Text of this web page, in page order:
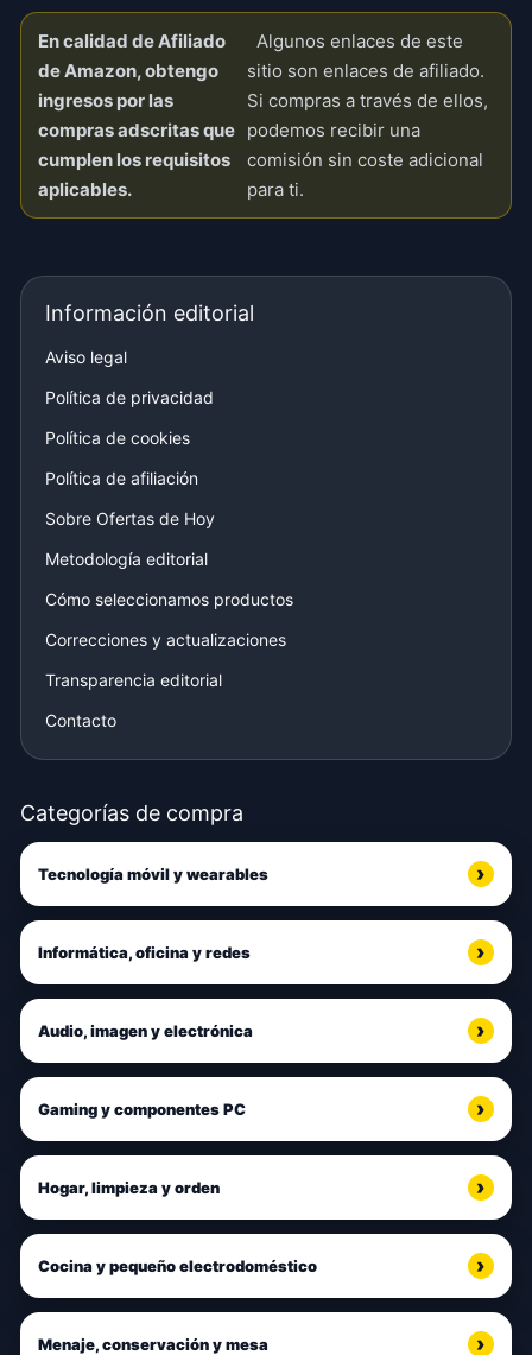
En calidad de Afiliado
de Amazon, obtengo
ingresos por las
compras adscritas que
cumplen los requisitos
aplicables.
Algunos enlaces de este
sitio son enlaces de afiliado.
Si compras a través de ellos,
podemos recibir una
comisión sin coste adicional
para ti.
Información editorial
Aviso legal
Política de privacidad
Política de cookies
Política de afiliación
Sobre Ofertas de Hoy
Metodología editorial
Cómo seleccionamos productos
Correcciones y actualizaciones
Transparencia editorial
Contacto
Categorías de compra
Tecnología móvil y wearables
Informática, oficina y redes
Audio, imagen y electrónica
Gaming y componentes PC
Hogar, limpieza y orden
Cocina y pequeño electrodoméstico
Menaje, conservación y mesa